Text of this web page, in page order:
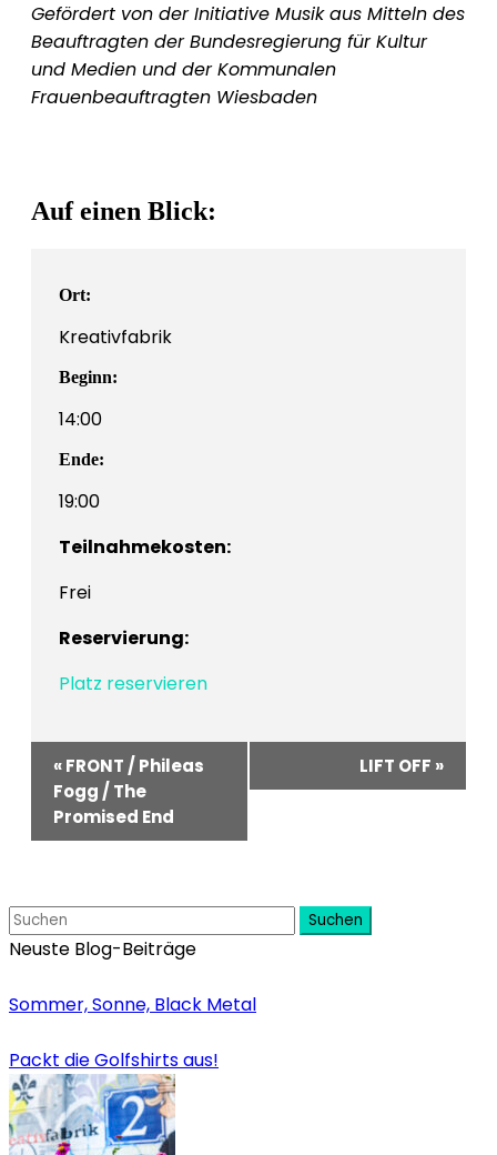
Gefördert von der Initiative Musik aus Mitteln des
Beauftragten der Bundesregierung für Kultur
und Medien und der Kommunalen
Frauenbeauftragten Wiesbaden
Auf einen Blick:
Ort:
Kreativfabrik
Beginn:
14:00
Ende:
19:00
Teilnahmekosten:
Frei
Reservierung:
Platz reservieren
Veranstaltung-
Navigation
«FRONT / Phileas
Fogg / The
Promised End
LIFT OFF »
Suchen
Neuste Blog-Beiträge
Sommer, Sonne, Black Metal
Packt die Golfshirts aus!